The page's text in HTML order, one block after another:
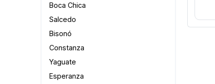
Boca Chica
Salcedo
Bisonó
Constanza
Yaguate
Esperanza